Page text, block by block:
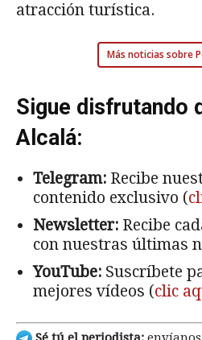
atracción turística.
Más noticias sobre
Sigue disfrutando
Alcalá:
Telegram: Recibe
contenido exclusivo (
Newsletter: Recibe
con nuestras últimas
YouTube: Suscríbete
mejores vídeos (clic